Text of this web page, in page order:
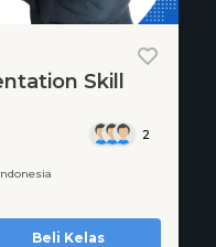
Skill
2
Beli Kelas